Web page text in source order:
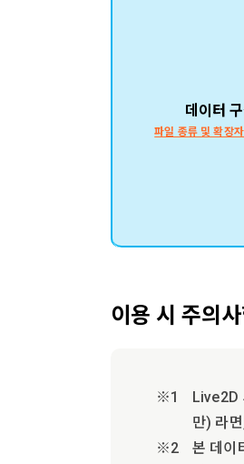
데이터
파일 종류 및 확장
이용 시 주의
Live2D
만) 라
본 데이